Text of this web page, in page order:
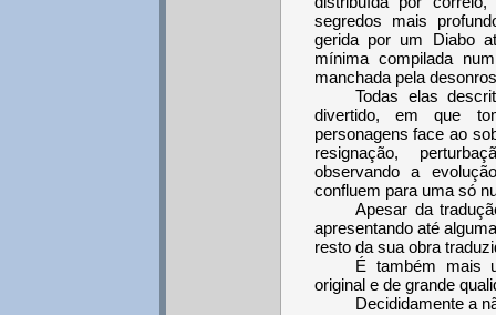
segredos mais
gerida por um Diabo
mínima compilada
manchada pela
Todas elas
divertido, em que
personagens face ao
resignação,
observando a
confluem para uma só
Apesar da
apresentando até
resto da sua obra
É também mais
original e de grande
Decididamente a